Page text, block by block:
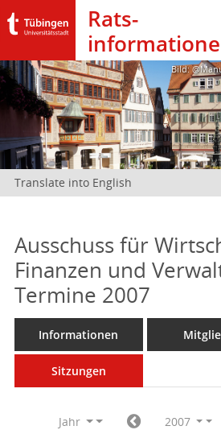
Rats­
Bild:
Translate into English
Ausschuss für
Finanzen und
Termine 2007
Informationen
Sitzungen
Jahr 2007